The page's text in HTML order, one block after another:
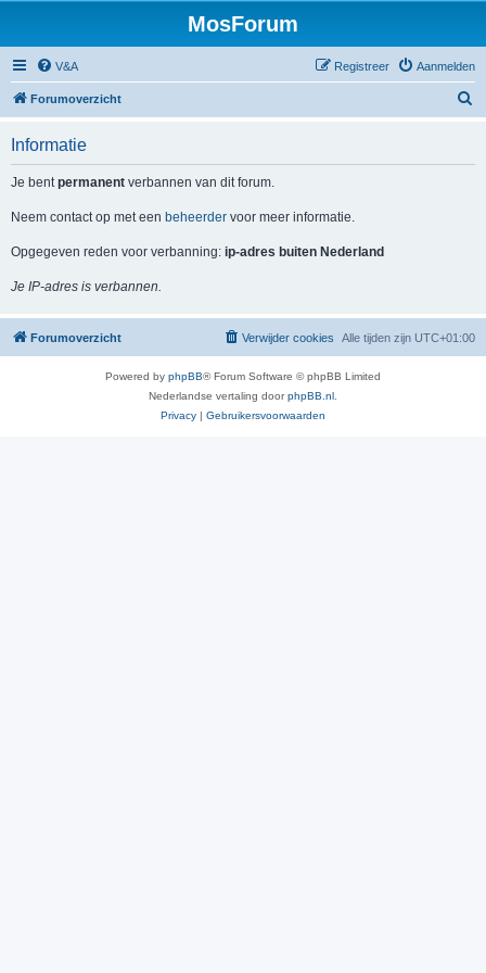
MosForum
V&A Aanmelden
Registreer
Forumoverzicht
Informatie
Je bentpermanent verbannen van dit forum.
Neem contact op met een beheerder voor meer informatie.
Opgegeven reden voor verbanning: ip-adres buiten Nederland
Je IP-adres is verbannen.
Forumoverzicht Alle tijden zijn UTC+01:00
Verwijder cookies
Powered by phpBB® Forum Software © phpBB Limited
Nederlandse vertaling doorphpBB.nl
Privacy | Gebruikersvoorwaarden